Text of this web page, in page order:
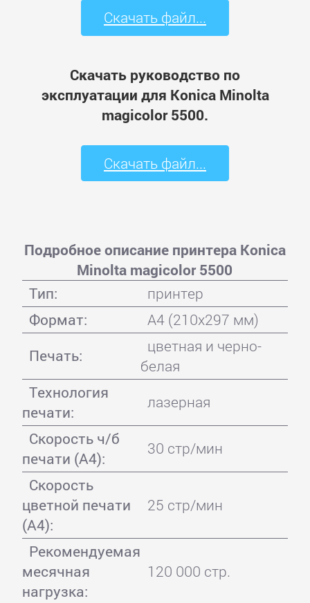
Скачать файл...
Скачать руководство по
эксплуатации для Konica Minolta
magicolor 5500.
Скачать файл...
Подробное описание принтера Konica
Minolta magicolor 5500
Тип:
принтер
Формат:
A4 (210x297 мм)
Печать:
цветная и черно-
белая
Технология
печати:
лазерная
Скорость ч/б
печати (А4):
30 стр/мин
Скорость
цветной печати
(А4):
25 стр/мин
Рекомендуемая
месячная
нагрузка:
120 000 стр.